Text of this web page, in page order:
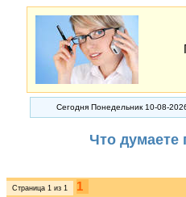
Сегодня Понедельник 10-08-
Что
Страница 1 из 1 1